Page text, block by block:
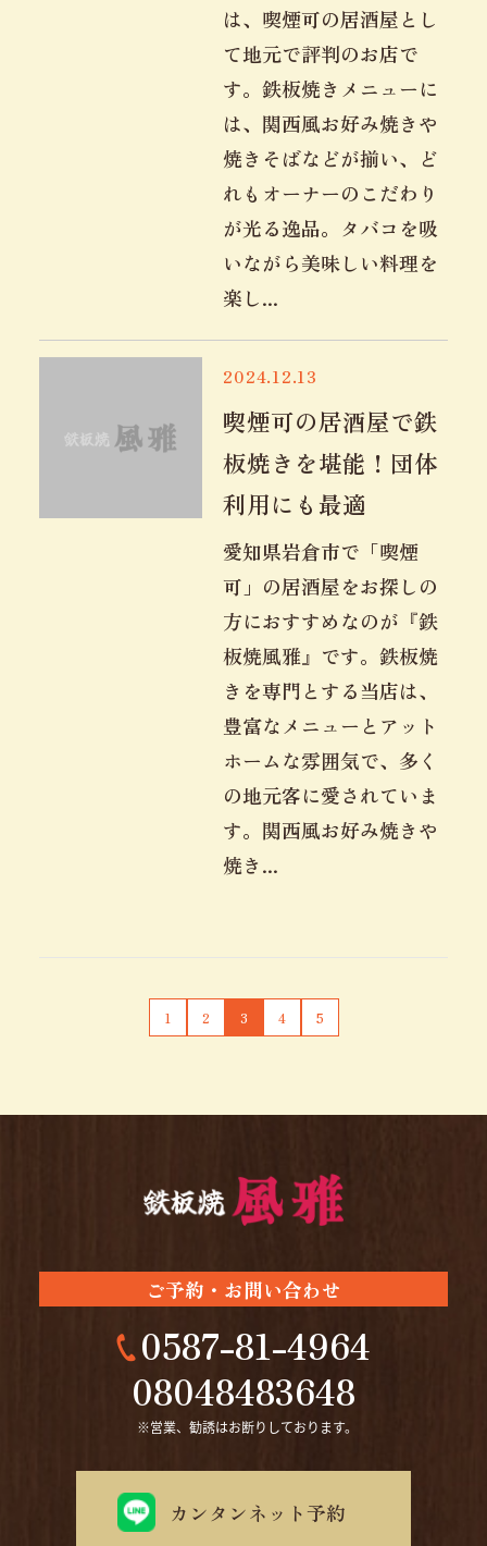
は、喫煙可の居酒屋とし
て地元で評判のお店で
す。鉄板焼きメニューに
は、関西風お好み焼きや
焼きそばなどが揃い、ど
れもオーナーのこだわり
が光る逸品。タバコを吸
いながら美味しい料理を
楽し...
2024.12.13
喫煙可の居酒屋で鉄
板焼きを堪能！団体
利用にも最適
愛知県岩倉市で「喫煙
可」の居酒屋をお探しの
方におすすめなのが『鉄
板焼風雅』です。鉄板焼
きを専門とする当店は、
豊富なメニューとアット
ホームな雰囲気で、多く
の地元客に愛されていま
す。関西風お好み焼きや
焼き...
1 2 3 4 5
ご予約・お問い合わせ
0587-81-4964
08048483648
カンタンネット予約